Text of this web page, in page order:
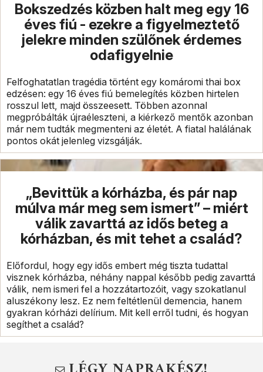
Bokszedzés közben halt meg egy 16
éves fiú - ezekre a figyelmeztető
jelekre minden szülőnek érdemes
odafigyelnie
Felfoghatatlan tragédia történt egy komáromi thai box
edzésen: egy 16 éves fiú bemelegítés közben hirtelen
rosszul lett, majd összeesett. Többen azonnal
megpróbálták újraéleszteni, a kiérkező mentők azonban
már nem tudták megmenteni az életét. A fiatal halálának
pontos okát jelenleg vizsgálják.
„Bevittük a kórházba, és pár nap
múlva már meg sem ismert” – miért
válik zavarttá az idős beteg a
kórházban, és mit tehet a család?
Előfordul, hogy egy idős embert még tiszta tudattal
visznek kórházba, néhány nappal később pedig zavarttá
válik, nem ismeri fel a hozzátartozóit, vagy szokatlanul
aluszékony lesz. Ez nem feltétlenül demencia, hanem
gyakran kórházi delírium. Mit kell erről tudni, és hogyan
segíthet a család?